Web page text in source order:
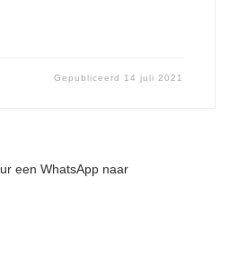
Gepubliceerd 14 juli 2021
een WhatsApp naar